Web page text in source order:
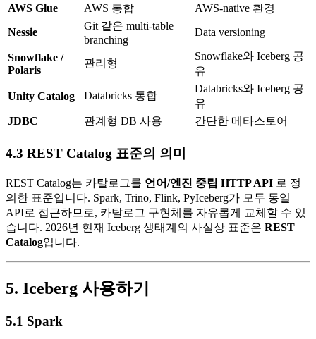
AWS Glue
AWS 통합
AWS-native 환경
Nessie
Git 같은 multi-table
branching
Data versioning
Snowflake /
Polaris
관리형
Snowflake와 Iceberg 공
유
Unity Catalog Databricks 통합
Databricks와 Iceberg 공
유
JDBC
관계형 DB 사용 간단한 메타스토어
4.3 REST Catalog 표준의 의미
REST Catalog는 카탈로그를 언어/엔진 중립 HTTP API 로 정
의한 표준입니다. Spark, Trino, Flink, PyIceberg가 모두 동일
API로 접근하므로, 카탈로그 구현체를 자유롭게 교체할 수 있
습니다. 2026년 현재 Iceberg 생태계의 사실상 표준은 REST
Catalog입니다.
5. Iceberg 사용하기
5.1 Spark